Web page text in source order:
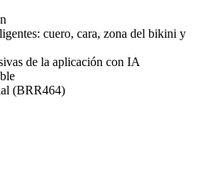
cuero, cara, zona del bikini y
de la aplicación con IA
(BRR464)